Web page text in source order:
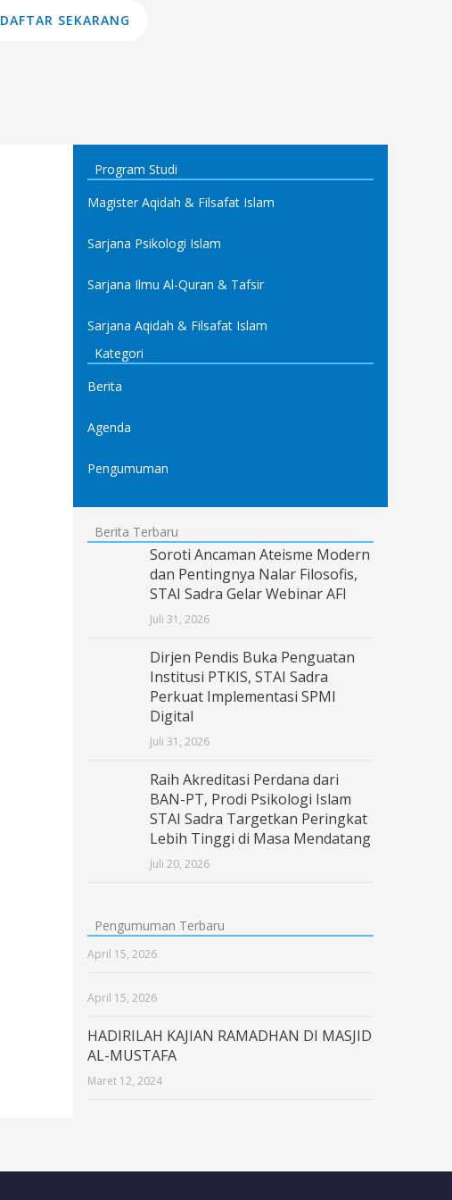
DAFTAR SEKARANG
Program Studi
Magister Aqidah & Filsafat Islam
Sarjana Psikologi Islam
Sarjana Ilmu Al-Quran & Tafsir
Sarjana Aqidah & Filsafat Islam
Kategori
Berita
Agenda
Pengumuman
Berita Terbaru
Soroti Ancaman Ateisme Modern
dan Pentingnya Nalar Filosofis,
STAI Sadra Gelar Webinar AFI
Juli 31, 2026
Dirjen Pendis Buka Penguatan
Institusi PTKIS, STAI Sadra
Perkuat Implementasi SPMI
Digital
Juli 31, 2026
Raih Akreditasi Perdana dari
BAN-PT, Prodi Psikologi Islam
STAI Sadra Targetkan Peringkat
Lebih Tinggi di Masa Mendatang
Juli 20, 2026
Pengumuman Terbaru
April 15, 2026
April 15, 2026
HADIRILAH KAJIAN RAMADHAN DI MASJID
AL-MUSTAFA
Maret 12, 2024